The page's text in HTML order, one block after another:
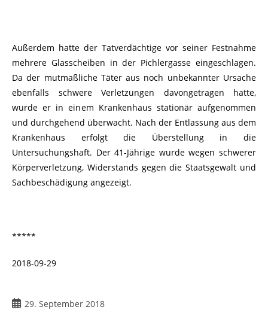
Außerdem hatte der Tatverdächtige vor seiner Festnahme
mehrere Glasscheiben in der Pichlergasse eingeschlagen.
Da der mutmaßliche Täter aus noch unbekannter Ursache
ebenfalls schwere Verletzungen davongetragen hatte,
wurde er in einem Krankenhaus stationär aufgenommen
und durchgehend überwacht. Nach der Entlassung aus dem
Krankenhaus erfolgt die Überstellung in die
Untersuchungshaft. Der 41-Jährige wurde wegen schwerer
Körperverletzung, Widerstands gegen die Staatsgewalt und
Sachbeschädigung angezeigt.
*****
2018-09-29
29. September 2018